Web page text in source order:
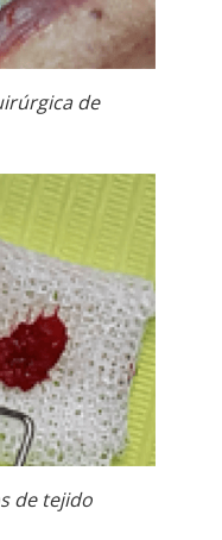
de
de tejido